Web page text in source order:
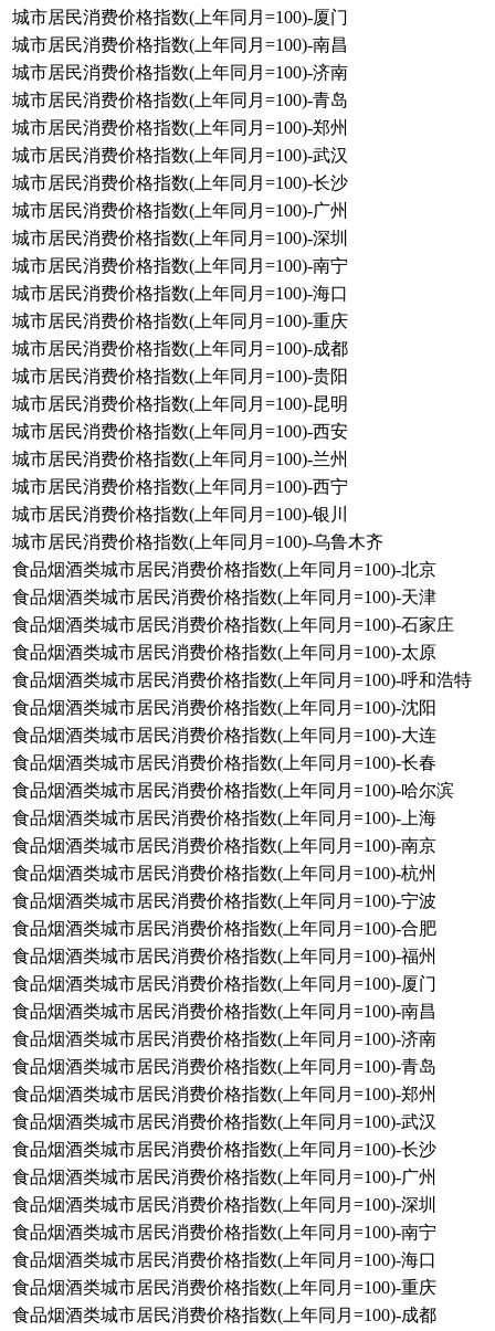
城市居民消费价格指数(上年同月=100)-厦门
城市居民消费价格指数(上年同月=100)-南昌
城市居民消费价格指数(上年同月=100)-济南
城市居民消费价格指数(上年同月=100)-青岛
城市居民消费价格指数(上年同月=100)-郑州
城市居民消费价格指数(上年同月=100)-武汉
城市居民消费价格指数(上年同月=100)-长沙
城市居民消费价格指数(上年同月=100)-广州
城市居民消费价格指数(上年同月=100)-深圳
城市居民消费价格指数(上年同月=100)-南宁
城市居民消费价格指数(上年同月=100)-海口
城市居民消费价格指数(上年同月=100)-重庆
城市居民消费价格指数(上年同月=100)-成都
城市居民消费价格指数(上年同月=100)-贵阳
城市居民消费价格指数(上年同月=100)-昆明
城市居民消费价格指数(上年同月=100)-西安
城市居民消费价格指数(上年同月=100)-兰州
城市居民消费价格指数(上年同月=100)-西宁
城市居民消费价格指数(上年同月=100)-银川
城市居民消费价格指数(上年同月=100)-乌鲁木齐
食品烟酒类城市居民消费价格指数(上年同月=100)-北京
食品烟酒类城市居民消费价格指数(上年同月=100)-天津
食品烟酒类城市居民消费价格指数(上年同月=100)-石家庄
食品烟酒类城市居民消费价格指数(上年同月=100)-太原
食品烟酒类城市居民消费价格指数(上年同月=100)-呼和浩特
食品烟酒类城市居民消费价格指数(上年同月=100)-沈阳
食品烟酒类城市居民消费价格指数(上年同月=100)-大连
食品烟酒类城市居民消费价格指数(上年同月=100)-长春
食品烟酒类城市居民消费价格指数(上年同月=100)-哈尔滨
食品烟酒类城市居民消费价格指数(上年同月=100)-上海
食品烟酒类城市居民消费价格指数(上年同月=100)-南京
食品烟酒类城市居民消费价格指数(上年同月=100)-杭州
食品烟酒类城市居民消费价格指数(上年同月=100)-宁波
食品烟酒类城市居民消费价格指数(上年同月=100)-合肥
食品烟酒类城市居民消费价格指数(上年同月=100)-福州
食品烟酒类城市居民消费价格指数(上年同月=100)-厦门
食品烟酒类城市居民消费价格指数(上年同月=100)-南昌
食品烟酒类城市居民消费价格指数(上年同月=100)-济南
食品烟酒类城市居民消费价格指数(上年同月=100)-青岛
食品烟酒类城市居民消费价格指数(上年同月=100)-郑州
食品烟酒类城市居民消费价格指数(上年同月=100)-武汉
食品烟酒类城市居民消费价格指数(上年同月=100)-长沙
食品烟酒类城市居民消费价格指数(上年同月=100)-广州
食品烟酒类城市居民消费价格指数(上年同月=100)-深圳
食品烟酒类城市居民消费价格指数(上年同月=100)-南宁
食品烟酒类城市居民消费价格指数(上年同月=100)-海口
食品烟酒类城市居民消费价格指数(上年同月=100)-重庆
食品烟酒类城市居民消费价格指数(上年同月=100)-成都